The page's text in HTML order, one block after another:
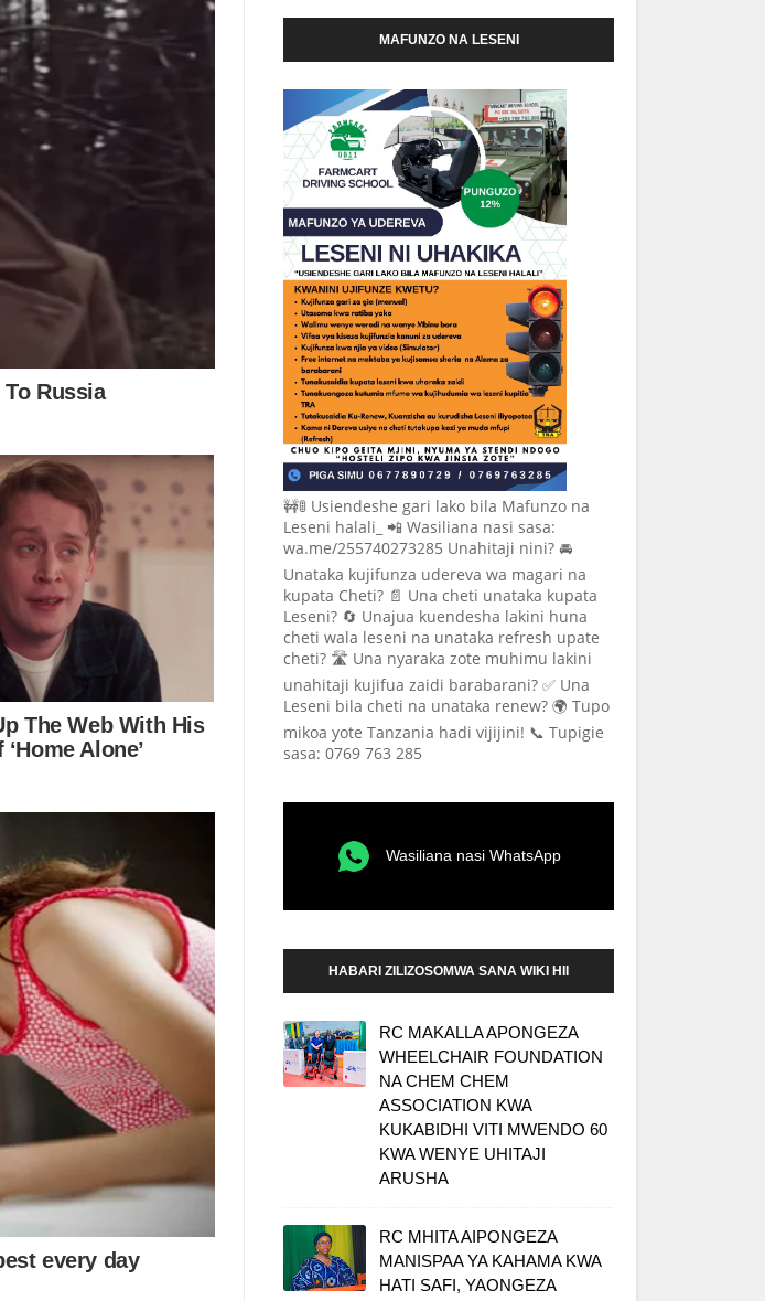
MAFUNZO NA LESENI
🚧🚦 Usiendeshe gari lako bila Mafunzo na
Leseni halali_ 📲 Wasiliana nasi sasa:
wa.me/255740273285 Unahitaji nini? 🚘
Unataka kujifunza udereva wa magari na
kupata Cheti? 📄 Una cheti unataka kupata
Leseni? 🔄 Unajua kuendesha lakini huna
cheti wala leseni na unataka refresh upate
cheti? 🛣️ Una nyaraka zote muhimu lakini
unahitaji kujifua zaidi barabarani? ✅ Una
Leseni bila cheti na unataka renew? 🌍 Tupo
mikoa yote Tanzania hadi vijijini! 📞 Tupigie
sasa: 0769 763 285
Wasiliana nasi WhatsApp
HABARI ZILIZOSOMWA SANA WIKI HII
RC MAKALLA APONGEZA
WHEELCHAIR FOUNDATION
NA CHEM CHEM
ASSOCIATION KWA
KUKABIDHI VITI MWENDO 60
KWA WENYE UHITAJI
ARUSHA
RC MHITA AIPONGEZA
MANISPAA YA KAHAMA KWA
HATI SAFI, YAONGEZA